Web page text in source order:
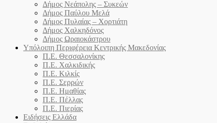
Δήμος Νεάπολης – Συκεών
Δήμος Παύλου Μελά
Δήμος Πυλαίας – Χορτιάτη
Δήμος Χαλκηδόνος
Δήμος Ωραιοκάστρου
Υπόλοιπη Περιφέρεια Κεντρικής Μακεδονίας
Π.Ε. Θεσσαλονίκης
Π.Ε. Χαλκιδικής
Π.Ε. Κιλκίς
Π.Ε. Σερρών
Π.Ε. Ημαθίας
Π.Ε. Πέλλας
Π.Ε. Πιερίας
Ειδήσεις Ελλάδα